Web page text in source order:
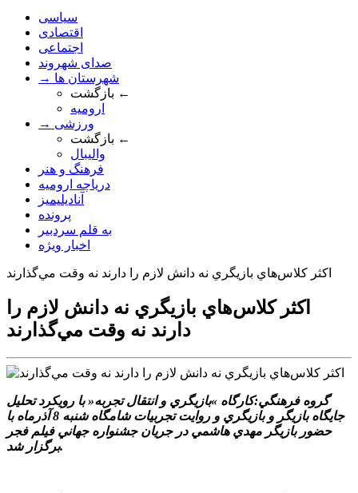
سیاسی
اقتصادی
اجتماعی
صدای شهروند
→ شهرستان ها
بازگشت ←
ارومیه
→ ورزشی
بازگشت ←
والیبال
فرهنگ و هنر
دریاچه ارومیه
آنادیلیمیز
پرونده
به قلم سردبیر
اخبار ویژه
اکثر کلاس‌هاي بازيگري نه دانش لازم را دارند نه وقت مي‌گذارند
اکثر کلاس‌هاي بازيگري نه دانش لازم را
دارند نه وقت مي‌گذارند
گروه فرهنگي:کارگاه »بازيگري و انتقال تجربه« با رويکرد تحليل
جايگاه بازيگر و بازيگري و روايت تجربيات شامگاه شنبه 8 آذرماه با
حضور بازيگر مهدي هاشمي در جريان جشنواره جهاني فيلم فجر
برگزار شد.